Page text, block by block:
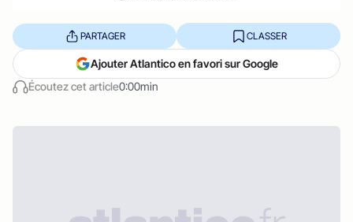
Écoutez cet article0:00min
PARTAGER CLASSER
Ajouter Atlantico en favori sur Google